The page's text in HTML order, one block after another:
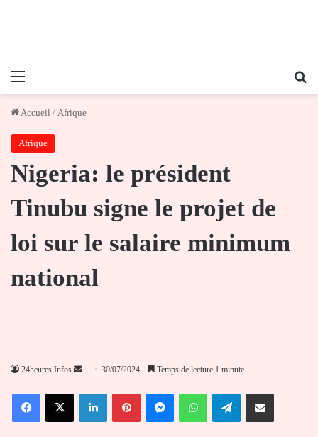
Menu
Accueil / Afrique
Afrique
Nigeria: le président
Tinubu signe le projet de
loi sur le salaire minimum
national
24heures Infos
Envoyer
courriel
30/07/2024 Temps de lecture 1 minute
FacebookX LinkedinPinterestMessengerWhatsAppTelegramPartager par email